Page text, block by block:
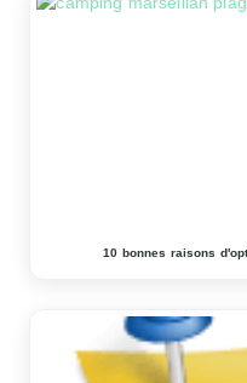
10 bonnes raisons